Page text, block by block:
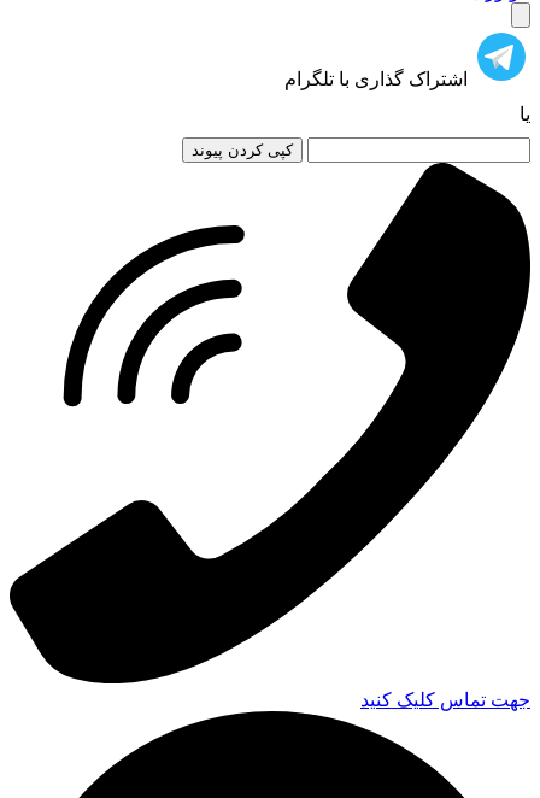
اشتراک گذاری با تلگرام
یا
کپی کردن پیوند
جهت تماس کلیک کنید